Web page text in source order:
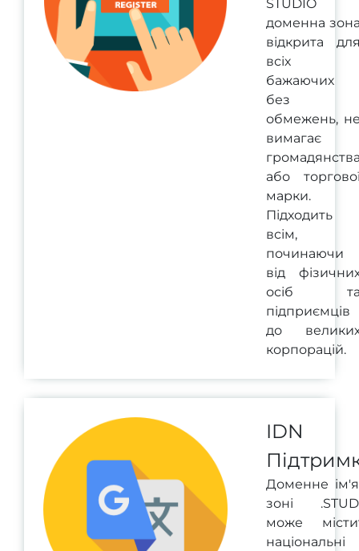
STUDIO
доменна
відкрита
всіх
бажаючих
без
обмежень,
вимагає
або
марки.
Підходить
всім,
починаючи
від
осіб
підприємців
до
корпорацій.
IDN
Доменне
зоні
може
національні